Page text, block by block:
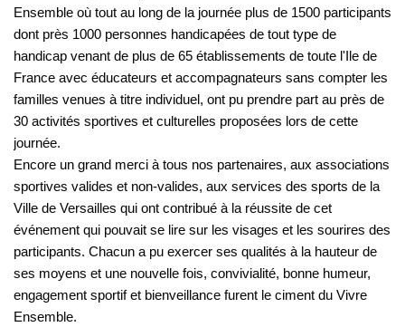
Ensemble où tout au long de la journée plus de 1500 participants
dont près 1000 personnes handicapées de tout type de
handicap venant de plus de 65 établissements de toute l'Ile de
France avec éducateurs et accompagnateurs sans compter les
familles venues à titre individuel, ont pu prendre part au près de
30 activités sportives et culturelles proposées lors de cette
journée.
Encore un grand merci à tous nos partenaires, aux associations
sportives valides et non-valides, aux services des sports de la
Ville de Versailles qui ont contribué à la réussite de cet
événement qui pouvait se lire sur les visages et les sourires des
participants. Chacun a pu exercer ses qualités à la hauteur de
ses moyens et une nouvelle fois, convivialité, bonne humeur,
engagement sportif et bienveillance furent le ciment du Vivre
Ensemble.